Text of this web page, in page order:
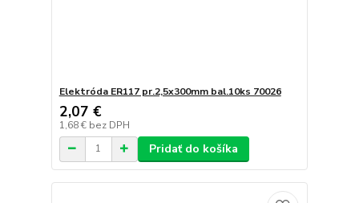
Elektróda ER117 pr.2,5x300mm bal.10ks 70026
2,07 €
1,68 € bez DPH
Pridať do košíka